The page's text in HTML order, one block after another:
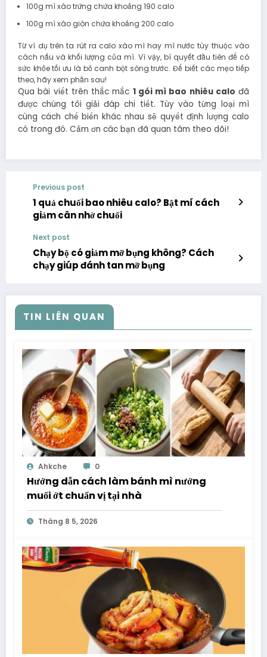
100g mì xào trứng chứa khoảng 190 calo
100g mì xào giòn chứa khoảng 200 calo
Từ ví dụ trên ta rút ra calo xào mì hay mì nước tùy thuộc vào
cách nấu và khối lượng của mì. Vì vậy, bí quyết đầu tiên để có
sức khỏe tối ưu là bỏ canh bột sông trước. Để biết các mẹo tiếp
theo, hãy xem phần sau!
Qua bài viết trên thắc mắc 1 gói mì bao nhiêu calo đã
được chúng tôi giải đáp chi tiết. Tùy vào từng loại mì
cùng cách chế biến khác nhau sẽ quyết định lượng calo
có trong đó. Cảm ơn các bạn đã quan tâm theo dõi!
Previous post
1 quả chuối bao nhiêu calo? Bật mí cách
giảm cân nhờ chuối
Next post
Chạy bộ có giảm mỡ bụng không? Cách
chạy giúp đánh tan mỡ bụng
TIN LIÊN QUAN
Ahkche 0
Hướng dẫn cách làm bánh mì nướng
muối ớt chuẩn vị tại nhà
Tháng 8 5, 2026